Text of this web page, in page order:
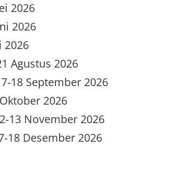
2026
2026
2026
Agustus 2026
18 September 2026
2026
13 November 2026
18 Desember 2026